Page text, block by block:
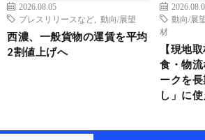
2026.08.05
プレスリリースなど
動向/展望
西濃、一般貨物の運賃を平均
2割値上げへ
動向/展
材
【現地
食・物
ークを
し」に